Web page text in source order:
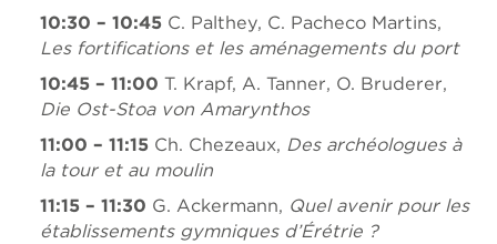
10:30 – 10:45 C. Palthey, C. Pacheco Martins,
Les fortifications et les aménagements du port
10:45 – 11:00 T. Krapf, A. Tanner, O. Bruderer,
Die Ost-Stoa von Amarynthos
11:00 – 11:15 Ch. Chezeaux, Des archéologues à
la tour et au moulin
11:15 – 11:30 G. Ackermann, Quel avenir pour les
établissements gymniques d’Érétrie ?